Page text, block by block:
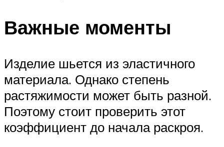
Важные моменты
Изделие шьется из эластичного
материала. Однако степень
растяжимости может быть разной.
Поэтому стоит проверить этот
коэффициент до начала раскроя.